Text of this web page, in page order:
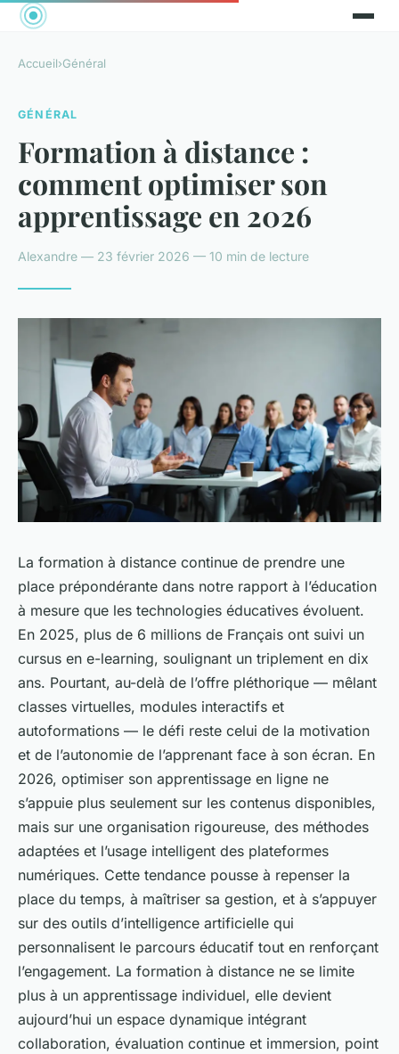
Accueil›Général
GÉNÉRAL
Formation à distance :
comment optimiser son
apprentissage en 2026
Alexandre — 23 février 2026 — 10 min de lecture
La formation à distance continue de prendre une
place prépondérante dans notre rapport à l’éducation
à mesure que les technologies éducatives évoluent.
En 2025, plus de 6 millions de Français ont suivi un
cursus en e-learning, soulignant un triplement en dix
ans. Pourtant, au-delà de l’offre pléthorique — mêlant
classes virtuelles, modules interactifs et
autoformations — le défi reste celui de la motivation
et de l’autonomie de l’apprenant face à son écran. En
2026, optimiser son apprentissage en ligne ne
s’appuie plus seulement sur les contenus disponibles,
mais sur une organisation rigoureuse, des méthodes
adaptées et l’usage intelligent des plateformes
numériques. Cette tendance pousse à repenser la
place du temps, à maîtriser sa gestion, et à s’appuyer
sur des outils d’intelligence artificielle qui
personnalisent le parcours éducatif tout en renforçant
l’engagement. La formation à distance ne se limite
plus à un apprentissage individuel, elle devient
aujourd’hui un espace dynamique intégrant
collaboration, évaluation continue et immersion, point